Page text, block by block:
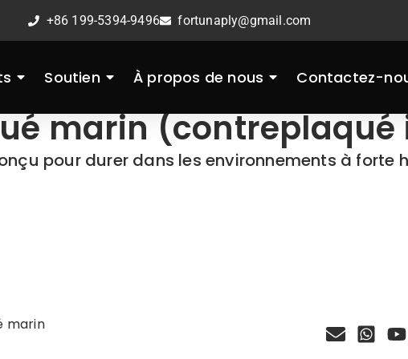
+86 199-5394-9496 fortunaply@gmail.com
Soutien À propos de nous Contactez-
marin
pour durer dans les environnements à forte
marin